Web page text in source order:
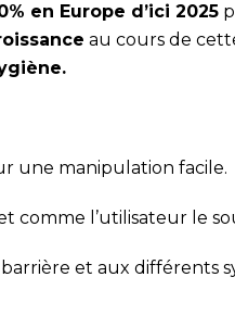
en Europe d’ici 2025
au cours de
une manipulation facile.
comme l’utilisateur le
et aux